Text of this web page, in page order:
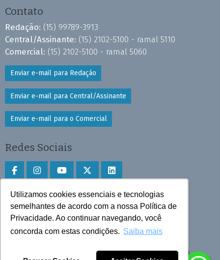
Utilizamos cookies essenciais e tecnologias
semelhantes de acordo com a nossa Política de
Privacidade. Ao continuar navegando, você
concorda com estas condições. Saiba mais
Contato
Redação: (15) 99789-3913
Central/Assinante: (15) 2102-5100 - ramal 5110
Comercial: (15) 2102-5100 - ramal 5060
Enviar e-mail para Redação
Enviar e-mail para Central/Assinante
Enviar e-mail para o Comercial
Redes Sociais
Faça download do aplicativo
Play Store e App Store
Todos os direitos reservados © 2025 Cruzeiro do Sul